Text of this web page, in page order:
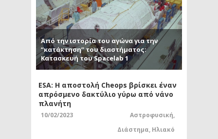
Από την ιστορία του αγώνα για την
“κατάκτηση” του διαστήματος:
Κατασκευή του Spacelab 1
ESA: Η αποστολή Cheops βρίσκει έναν
απρόσμενο δακτύλιο γύρω από νάνο
πλανήτη
10/02/2023 Αστροφυσική,
Διάστημα, Ηλιακό